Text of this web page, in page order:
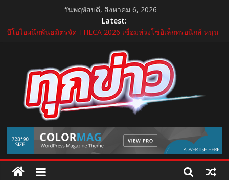
content
วันพฤหัสบดี, สิงหาคม 6, 2026
Latest:
บีโอไอผนึกพันธมิตรจัด THECA 2026 เชื่อมห่วงโซ่อิเล็กทรอนิกส์ หนุน
กระทรวงคมนาคม เปิดนิทรรศการ “เกษมสุขทุกค่ำเช้า” เฉลิม
พระชนมพรรษา พระบาทสมเด็จพระเจ้าอยู่หัว 28 กรกฎาคม 2569
“GDH” เปิดโผโปรเจกต์ใหม่ใน “GDH CIRCLES Feel Good โคจร
ความสุข สนุกกว่าที่เคย”
แถลงใหญ่ปีที่ 11! บุรีรัมย์ มาราธอน 2027 เปิดศักราชใหม่ เดินหน้าสู่
Marathon Destination แห่งเอเชีย
บำรุงราษฎร์ ยกระดับศูนย์เวชศาสตร์การกีฬาและข้อ ดูแลแบบองค์
รวม ตอบรับเทรนด์ Active Lifestyle
TukKhao
AllNews